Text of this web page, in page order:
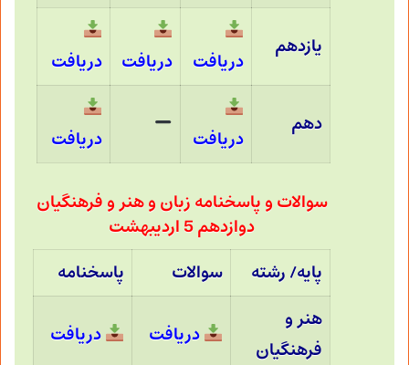
یازدهم
دریافت دریافت دریافت
دهم
دریافت دریافت
سوالات و پاسخنامه زبان و هنر و فرهنگیان
دوازدهم 5 اردیبهشت
پایه/ رشته
سوالات
پاسخنامه
هنر و
فرهنگیان
دریافت دریافت